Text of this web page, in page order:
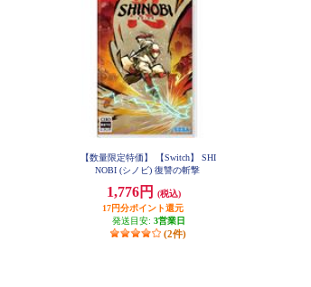
【数量限定特価】 【Switch】 SHI
NOBI (シノビ) 復讐の斬撃
1,776円
(税込)
17円分ポイント還元
発送目安: 3営業日
(2件)